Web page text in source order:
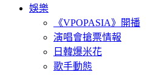
娛樂
《VPOPASIA》開播
演唱會搶票情報
日韓爆米花
歌手動態